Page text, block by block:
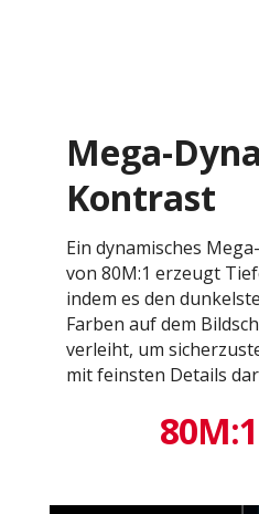
Mega-
Kontrast
Ein dynamisches
von 80M:1 erzeugt
indem es den
Farben auf dem
verleiht, um
mit feinsten Details